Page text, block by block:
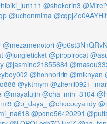
@shokorin3
@uchonmima
@mezamenotori
@jungleticket @piropirocat
@jasmine21855684
@honnoririn @miknyan
@yktmym
@mayalujin @cha_min_3104
@b_days_ @chococyandy
@pono56420291